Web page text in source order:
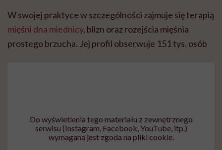
W swojej praktyce w szczególności zajmuje się terapią
mięśni dna miednicy, blizn oraz rozejścia mięśnia
prostego brzucha. Jej profil obserwuje 151 tys. osób
Do wyświetlenia tego materiału z zewnętrznego
serwisu (Instagram, Facebook, YouTube, itp.)
wymagana jest zgoda na pliki cookie.